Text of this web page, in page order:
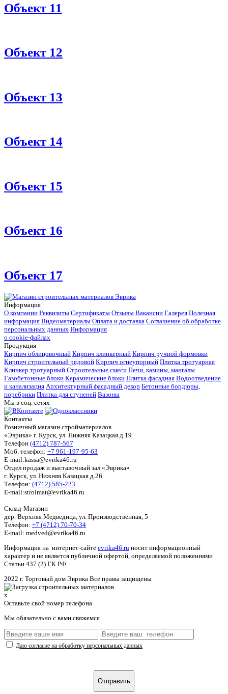
Объект 11
Объект 12
Объект 13
Объект 14
Объект 15
Объект 16
Объект 17
Информация
О компании Реквизиты Сертификаты Отзывы Вакансии Галерея Полезная
информация Видеоматериалы Оплата и доставка Соглашение об обработке
персональных данных Информация
о cookie-файлах
Продукция
Кирпич облицовочный Кирпич клинкерный Кирпич ручной формовки
Кирпич строительный рядовой Кирпич огнеупорный Плитка тротуарная
Клинкер тротуарный Строительные смеси Печи, камины, мангалы
Газобетонные блоки Керамические блоки Плитка фасадная Водоотведение
и канализация Архитектурный фасадный декор Бетонные бордюры,
поребрики Плитка для ступеней Вазоны
Мы в соц. сетях
Контакты
Розничный магазин стройматериалов
«Эврика» г. Курск, ул. Нижняя Казацкая д.19
Телефон (4712) 787-567
Моб. телефон: +7 961-197-95-63
E-mail:kassa@evrika46.ru
Отдел продаж и выставочный зал «Эврика»
г. Курск, ул. Нижняя Казацкая д.26
Телефон: (4712) 585-223
E-mail:stroimat@evrika46.ru
Склад-Магазин
дер. Верхняя Медведица, ул. Производственная, 5
Телефон: +7 (4712) 70-70-34
E-mail: medved@evrika46.ru
Информация на интернет-сайте evrika46.ru носит информационный
характер и не является публичной офертой, определяемой положениями
Статьи 437 (2) ГК РФ
2022 г. Торговый дом Эврика Все правы защищены
x
Оставьте свой номер телефона
Мы обязательно с вами свяжемся
Даю согласие на обработку персональных данных